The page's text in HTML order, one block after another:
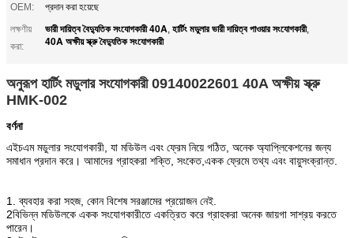
OEM:
প্রদান করা হয়েছে
লক্ষণীয়
করা:
ভারী দায়িত্ব বৈদ্যুতিক সংযোগকারী 40A, হার্টিং মডুলার ভারী দায়িত্ব পাওয়ার সংযোগকারী,
40A অক্ষীয় স্ক্রু বৈদ্যুতিক সংযোগকারী
অনুরূপ হার্টিং মডুলার সংযোগকারী 09140022601 40A অক্ষীয় স্ক্রু
HMK-002
বর্ণনা
এইচএম মডুলার সংযোগকারী, যা মডিউল এবং ফ্রেম নিয়ে গঠিত, অনেক অ্যাপ্লিকেশনের জন্য
সমাধান প্রদান করে। আমাদের গ্রাহকরা শক্তি, সংকেত,একক ফ্রেমে তথ্য এবং বায়ুসংক্রান্ত.
1. ব্যবহার করা সহজ, কোন বিশেষ সরঞ্জামের প্রয়োজন নেই.
2বিভিন্ন মডিউলকে একক সংযোগকারীতে একত্রিত করে গ্রাহকরা অনেক জায়গা সাশ্রয় করতে
পারেন।